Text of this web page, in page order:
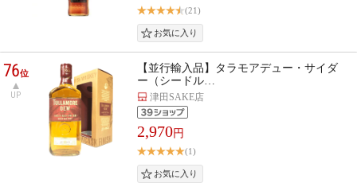
(21)
76位
UP
【並行輸入品】タラモアデュー・サイダ
ー（シードル…
津田SAKE店
2,970円
(1)